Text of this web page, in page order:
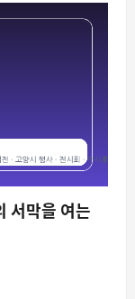
서막을 여는
웃 충돌 문제
개발 기간을 절반